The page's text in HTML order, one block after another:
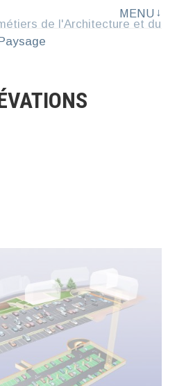
de l'Architecture et du
Paysage
MENU